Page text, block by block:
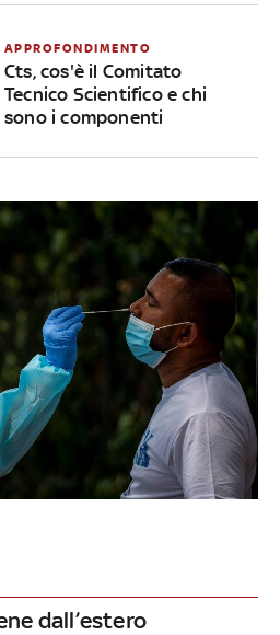
APPROFONDIMENTO
Cts, cos'è il Comitato
Tecnico Scientifico e chi
sono i componenti
dall’estero